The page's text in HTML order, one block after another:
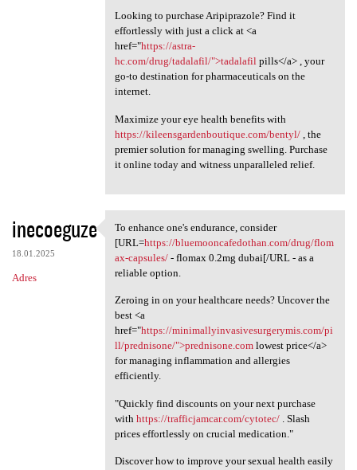
Looking to purchase Aripiprazole? Find it
effortlessly with just a click at <a
href="https://astra-
hc.com/drug/tadalafil/">tadalafilpills</a> , your
go-to destination for pharmaceuticals on the
internet.
Maximize your eye health benefits with
https://kileensgardenboutique.com/bentyl/, the
premier solution for managing swelling. Purchase
it online today and witness unparalleled relief.
inecoeguze
18.01.2025
Adres
To enhance one's endurance,
To enhance one's endurance, consider
[URL=https://bluemooncafedothan.com/drug/flom
ax-capsules/- flomax 0.2mg dubai[/URL - as a
reliable option.
Zeroing in on your healthcare needs? Uncover the
best <a
href="https://minimallyinvasivesurgerymis.com/pi
ll/prednisone/">prednisone.comlowest price</a>
for managing inflammation and allergies
efficiently.
"Quickly find discounts on your next purchase
with https://trafficjamcar.com/cytotec/. Slash
prices effortlessly on crucial medication."
Discover how to improve your sexual health easily